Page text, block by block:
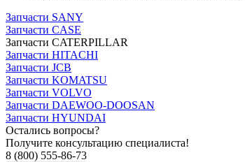
Запчасти SANY
Запчасти CASE
Запчасти CATERPILLAR
Запчасти HITACHI
Запчасти JCB
Запчасти KOMATSU
Запчасти VOLVO
Запчасти DAEWOO-DOOSAN
Запчасти HYUNDAI
Остались вопросы?
Получите консультацию специалиста!
8 (800) 555-86-73